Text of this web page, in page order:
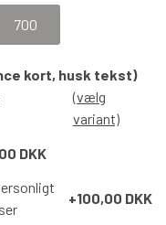
levering læs mere her
700
kort, husk tekst)
(vælg
variant)
DKK
+100,00 DKK